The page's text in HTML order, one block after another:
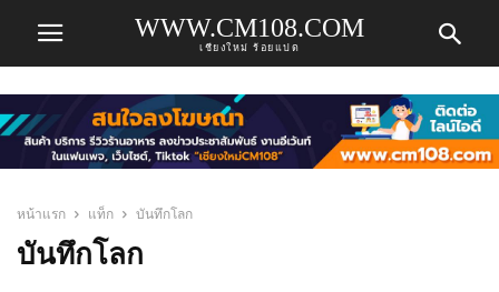
WWW.CM108.COM
เชียงใหม่ ร้อยแปด
หน้าแรก แท็ก บันทึกโลก
บันทึกโลก